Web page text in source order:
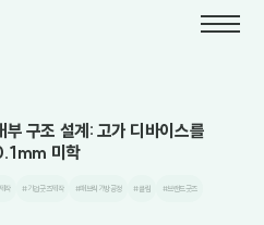
구조 설계: 고가 디바이스를
미학
작 #기업굿즈제작 #패브릭가방공정 #클림 #브랜드굿즈